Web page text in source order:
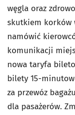
węgla oraz
skutkiem korków
namówić
komunikacji
nowa taryfa
bilety 15-
za przewóz
dla pasażerów.